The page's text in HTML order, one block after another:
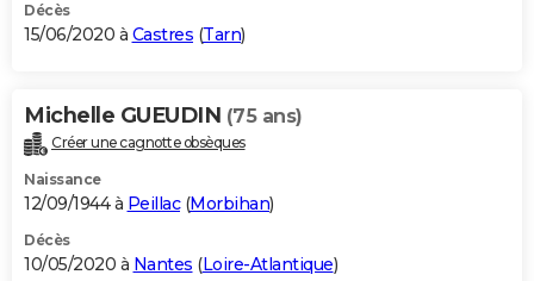
Décès
15/06/2020 à Castres (Tarn)
Michelle GUEUDIN (75 ans)
Créer une cagnotte obsèques
Naissance
12/09/1944 à Peillac(Morbihan)
Décès
10/05/2020 à Nantes (Loire-Atlantique)